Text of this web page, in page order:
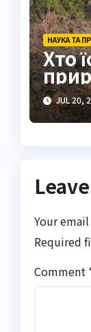
НАУКА ТА
Хто
JUL 20,
Your
Required
Comment